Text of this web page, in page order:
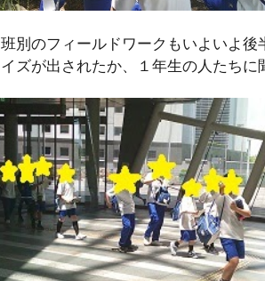
班別のフィールドワークもいよいよ
イズが出されたか、１年生の人たちに